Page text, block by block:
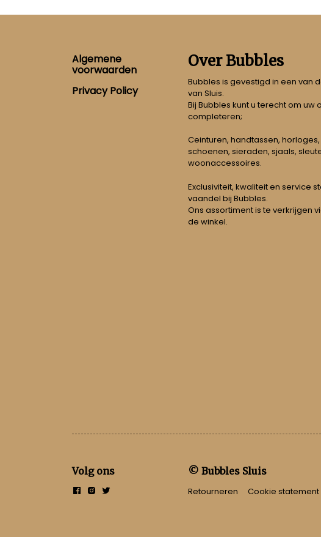
Footer
Algemene
voorwaarden
Privacy Policy
Over Bubbles
Bubbles is gevestigd in een van
van Sluis.
Bij Bubbles kunt u terecht om uw
completeren;
Ceinturen, handtassen,
schoenen, sieraden, sjaals,
woonaccessoires.
Exclusiviteit, kwaliteit en service
vaandel bij Bubbles.
Ons assortiment is te verkrijgen
de winkel.
Volg ons © Bubbles Sluis
Retourneren Cookie statement